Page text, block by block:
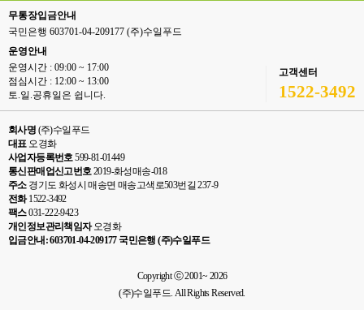
무통장입금안내
국민은행 603701-04-209177 (주)수일푸드
운영안내
운영시간 : 09:00 ~ 17:00
점심시간 : 12:00 ~ 13:00
토.일.공휴일은 쉽니다.
고객센터
1522-3492
회사명 (주)수일푸드
대표오경화
사업자등록번호599-81-01449
통신판매업신고번호2019-화성매송-018
주소경기도 화성시 매송면 매송고색로503번길 237-9
전화1522-3492
팩스031-222-9423
개인정보관리책임자오경화
입금안내: 603701-04-209177 국민은행 (주)수일푸드
Copyright ⓒ 2001~ 2026
(주)수일푸드. All Rights Reserved.